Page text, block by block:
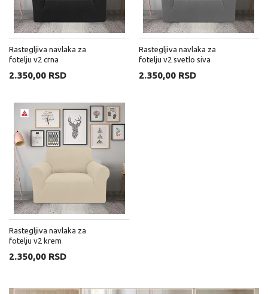
Rastegljiva navlaka za
fotelju v2 crna
2.350,00 RSD
Rastegljiva navlaka za
fotelju v2 svetlo siva
2.350,00 RSD
Rastegljiva navlaka za
fotelju v2 krem
2.350,00 RSD